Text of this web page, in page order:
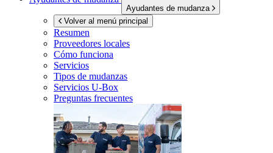
Ayudantes de mudanza
Volver al menú principal
Resumen
Proveedores locales
Cómo funciona
Servicios
Tipos de mudanzas
Servicios U-Box
Preguntas frecuentes